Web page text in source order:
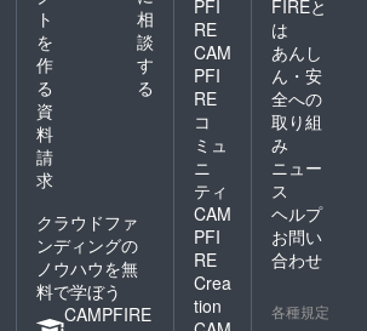
謎解き
宝探し
イベン
ト参加
のご案
内を急
ぎお伝
えした
で、お
手数で
すが
【備考
欄】に
「送付
トへの
参加が
できま
す。1回
のご支
援につ
き1組分
のイベ
ント参
加に必
要なご
案内な
どをご
提供い
たしま
【支援
けない
場合は
参加を
お断り
しま
す。マ
スクは
ご自身
でご準
備くだ
さい。
●このリ
ターン
を選択
場合、
をお伺
いしま
す。 ・
感染症
対策
（マス
ク着
用・ア
ルコー
ル消
毒・手
洗い
等）は
駅社員
に従っ
ト
を
作
る
相
談
す
る
資
料
請
求
クラウドファ
ンディングの
ノウハウを無
料で学ぼう
CAMPFIRE
PFI
RE
CAM
PFI
RE
コ
ミュ
ニ
ティ
CAM
PFI
RE
Crea
tion
FIREと
は
あんし
ん・安
全への
取り組
み
ニュー
ス
ヘルプ
お問い
合わせ
各種規定